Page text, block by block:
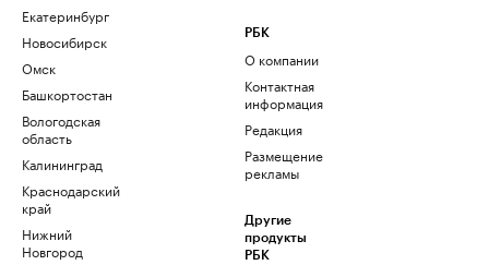
Екатеринбург
Новосибирск
Омск
Башкортостан
Вологодская
область
Калининград
Краснодарский
край
Нижний
Новгород
РБК
О компании
Контактная
информация
Редакция
Размещение
рекламы
Другие
продукты
РБК